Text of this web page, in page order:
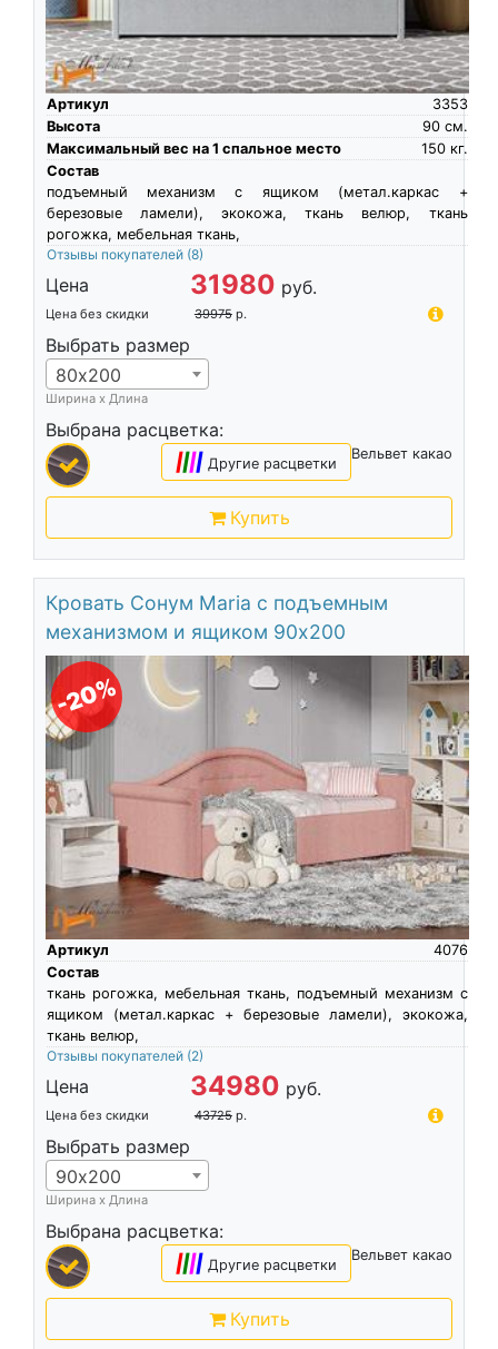
Артикул
3353
Высота
см.
90
Максимальный вес на 1 спальное место
кг.
150
Состав
подъемный механизм с ящиком (метал.каркас +
березовые ламели), экокожа, ткань велюр, ткань
рогожка, мебельная ткань,
Отзывы покупателей (8)
Цена 31980 руб.
Цена без скидки 39975 р.
Выбрать размер
80х200
Ширина х Длина
Выбрана расцветка:
Вельвет какао
|||| Другие расцветки
Купить
Кровать Сонум Maria с подъемным
механизмом и ящиком 90х200
-20%
Артикул
4076
Состав
ткань рогожка, мебельная ткань, подъемный механизм с
ящиком (метал.каркас + березовые ламели), экокожа,
ткань велюр,
Отзывы покупателей (2)
Цена 34980 руб.
Цена без скидки 43725 р.
Выбрать размер
90х200
Ширина х Длина
Выбрана расцветка:
Вельвет какао
|||| Другие расцветки
Купить